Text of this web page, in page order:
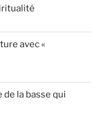
avec «
de la basse qui